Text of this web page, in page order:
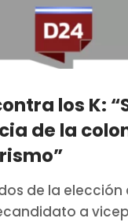
los K:
de la
de la elección
a